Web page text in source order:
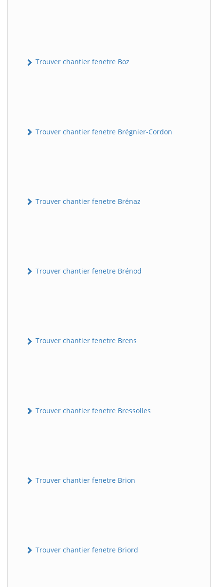
Trouver chantier fenetre Boz
Trouver chantier fenetre Brégnier-Cordon
Trouver chantier fenetre Brénaz
Trouver chantier fenetre Brénod
Trouver chantier fenetre Brens
Trouver chantier fenetre Bressolles
Trouver chantier fenetre Brion
Trouver chantier fenetre Briord